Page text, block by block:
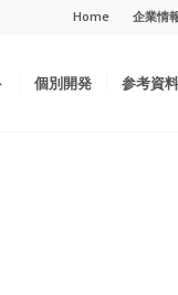
Home 企業情
個別開発 参考資料